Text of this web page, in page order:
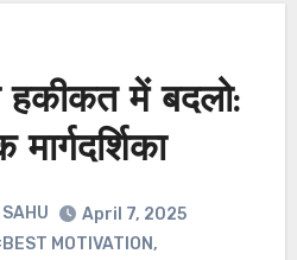
में बदलो:
April 7, 2025
MOTIVATION,